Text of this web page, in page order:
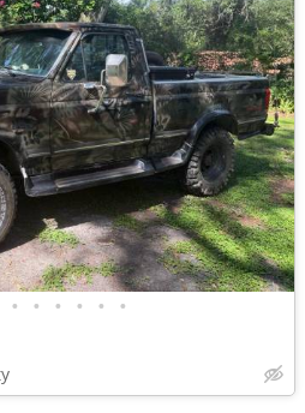
• • • • • •